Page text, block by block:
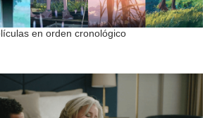
en orden cronológico